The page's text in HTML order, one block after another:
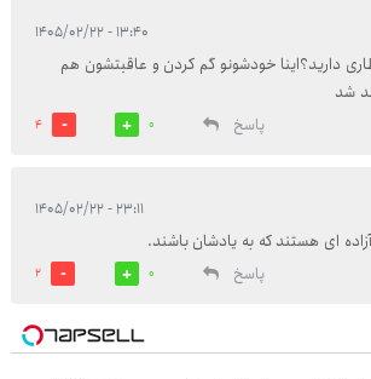
۱۳:۴۰ - ۱۴۰۵/۰۲/۲۲
دارید؟اینا خودشونو گم کردن و عاقبتشون هم
شد
پاسخ
0
4
۲۳:۱۱ - ۱۴۰۵/۰۲/۲۲
ای هستند که به یادشان باشند.
پاسخ
0
2